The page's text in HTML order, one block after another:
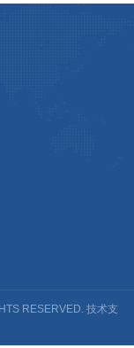
RESERVED. 技术支